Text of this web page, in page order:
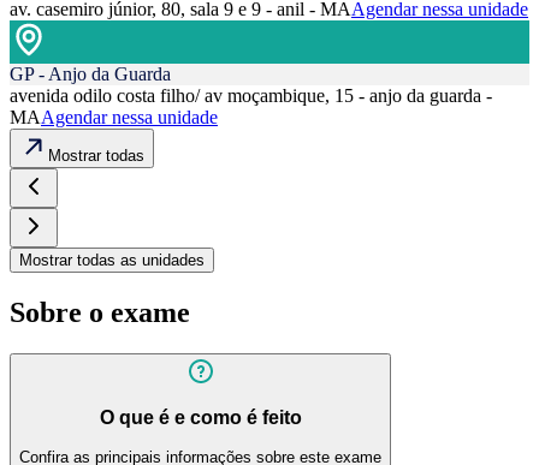
av. casemiro júnior, 80, sala 9 e 9 - anil - MAAgendar nessa unidade
GP - Anjo da Guarda
avenida odilo costa filho/ av moçambique, 15 - anjo da guarda -
MAAgendar nessa unidade
Mostrar todas
Mostrar todas as unidades
Sobre o exame
O que é e como é feito
Confira as principais informações sobre este exame